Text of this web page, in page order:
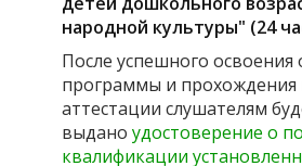
народной культуры" (24
После успешного освоения
программы и прохождения
аттестации слушателям
выдано удостоверение о
квалификации